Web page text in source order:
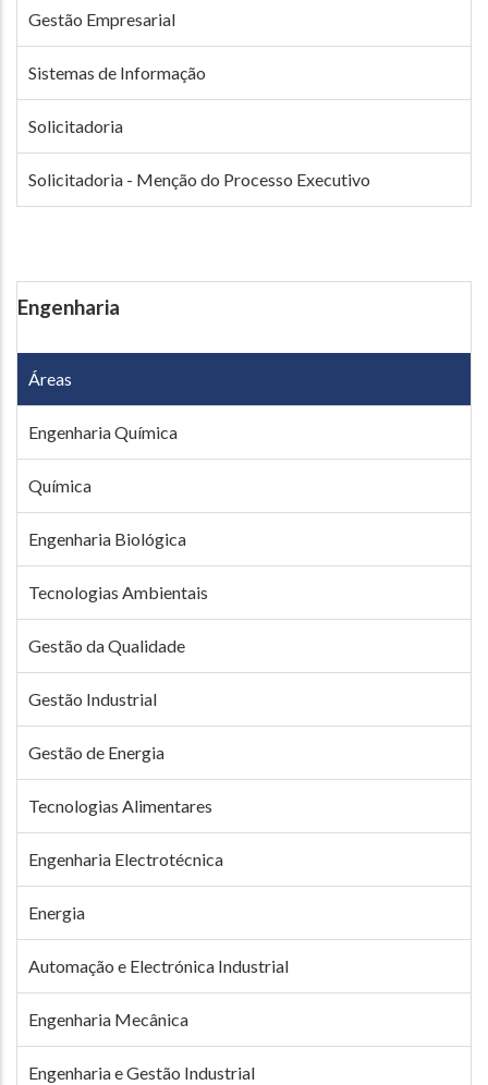
Gestão Empresarial
Sistemas de Informação
Solicitadoria
Solicitadoria - Menção do Processo Executivo
Engenharia
Áreas
Engenharia Química
Química
Engenharia Biológica
Tecnologias Ambientais
Gestão da Qualidade
Gestão Industrial
Gestão de Energia
Tecnologias Alimentares
Engenharia Electrotécnica
Energia
Automação e Electrónica Industrial
Engenharia Mecânica
Engenharia e Gestão Industrial